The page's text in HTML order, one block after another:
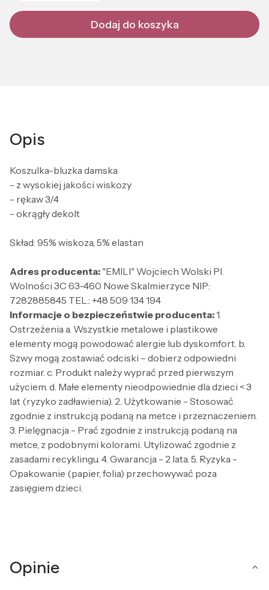
Dodaj do koszyka
Opis
Koszulka-bluzka damska
- z wysokiej jakości wiskozy
- rękaw 3/4
- okrągły dekolt
Skład: 95% wiskoza, 5% elastan
Adres producenta: "EMILI" Wojciech Wolski Pl.
Wolności 3C 63-460 Nowe Skalmierzyce NIP:
7282885845 TEL.: +48 509 134 194
Informacje o bezpieczeństwie producenta:1.
Ostrzeżenia a. Wszystkie metalowe i plastikowe
elementy mogą powodować alergie lub dyskomfort. b.
Szwy mogą zostawiać odciski – dobierz odpowiedni
rozmiar. c. Produkt należy wyprać przed pierwszym
użyciem. d. Małe elementy nieodpowiednie dla dzieci < 3
lat (ryzyko zadławienia). 2. Użytkowanie - Stosować
zgodnie z instrukcją podaną na metce i przeznaczeniem.
3. Pielęgnacja - Prać zgodnie z instrukcją podaną na
metce, z podobnymi kolorami. Utylizować zgodnie z
zasadami recyklingu. 4. Gwarancja - 2 lata. 5. Ryzyka -
Opakowanie (papier, folia) przechowywać poza
zasięgiem dzieci.
Opinie